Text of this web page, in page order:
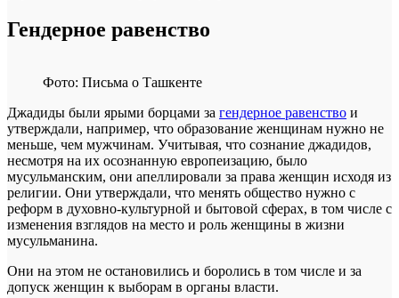
Гендерное равенство
Фото: Письма о Ташкенте
Джадиды были ярыми борцами за гендерное равенство и
утверждали, например, что образование женщинам нужно не
меньше, чем мужчинам. Учитывая, что сознание джадидов,
несмотря на их осознанную европеизацию, было
мусульманским, они апеллировали за права женщин исходя из
религии. Они утверждали, что менять общество нужно с
реформ в духовно-культурной и бытовой сферах, в том числе с
изменения взглядов на место и роль женщины в жизни
мусульманина.
Они на этом не остановились и боролись в том числе и за
допуск женщин к выборам в органы власти.